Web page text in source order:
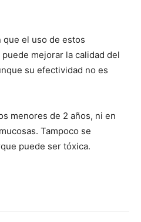
el uso de estos
mejorar la calidad del
su efectividad no es
menores de 2 años, ni en
Tampoco se
puede ser tóxica.